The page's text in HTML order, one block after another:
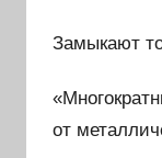
Замыкают
от